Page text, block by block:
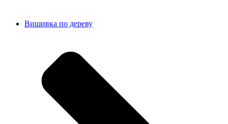
Вишивка по дереву